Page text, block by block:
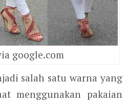
google.com
salah satu warna yang
menggunakan pakaian